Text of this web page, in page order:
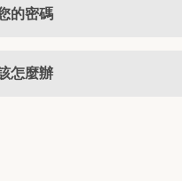
的密碼
怎麼辦